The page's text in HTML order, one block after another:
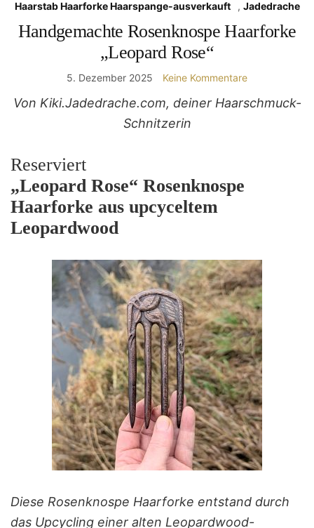
Haarstab Haarforke Haarspange-ausverkauft , Jadedrache
Handgemachte Rosenknospe Haarforke
„Leopard Rose“
5. Dezember 2025 Keine Kommentare
Von Kiki.Jadedrache.com, deiner Haarschmuck-
Schnitzerin
Reserviert
„Leopard Rose“ Rosenknospe
Haarforke aus upcyceltem
Leopardwood
Diese Rosenknospe Haarforke entstand durch
das Upcycling einer alten Leopardwood-